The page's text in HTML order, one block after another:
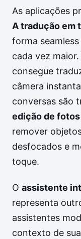
As aplicações
A tradução em
forma
cada vez
consegue
câmera
conversas são
edição de fotos
remover
desfocados e
toque.
O assistente
representa
assistentes
contexto de